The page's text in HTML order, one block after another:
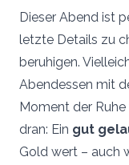
Dieser Abend ist
letzte Details zu
beruhigen.
Abendessen mit
Moment der
dran: Ein gut
Gold wert – auch